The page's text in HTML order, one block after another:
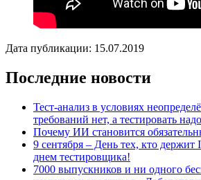
Дата публикации: 15.07.2019
Последние новости
Тест-анализ в условиях
требований нет, а тестировать надо
Почему ИИ становится
9 сентября – День тех, кто
днем тестировщика!
7000 выпускников и ни одного